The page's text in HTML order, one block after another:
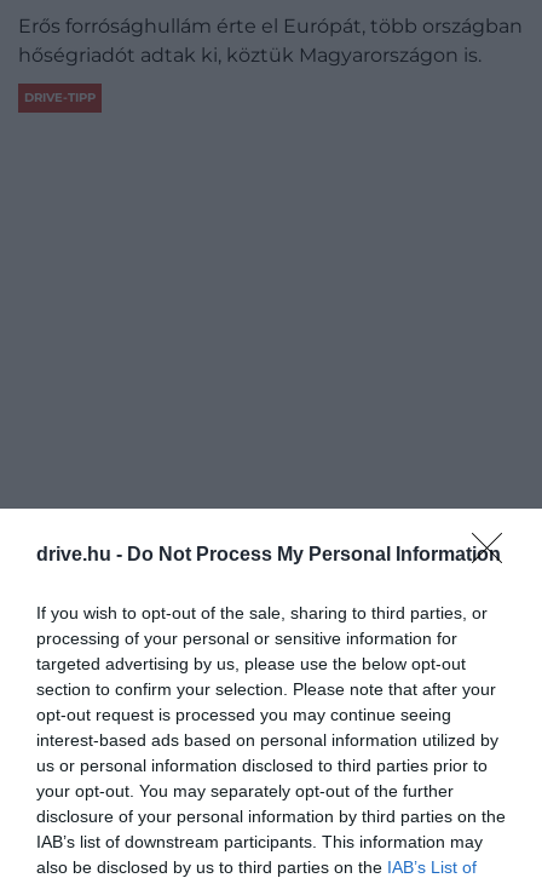
drive.hu - Do Not Process My Personal Information
If you wish to opt-out of the sale, sharing to third parties, or
processing of your personal or sensitive information for
targeted advertising by us, please use the below opt-out
section to confirm your selection. Please note that after your
opt-out request is processed you may continue seeing
interest-based ads based on personal information utilized by
us or personal information disclosed to third parties prior to
your opt-out. You may separately opt-out of the further
disclosure of your personal information by third parties on the
IAB’s list of downstream participants. This information may
also be disclosed by us to third parties on the IAB’s List of
Erős forrósághullám érte el Európát, több országban
hőségriadót adtak ki, köztük Magyarországon is.
DRIVE-TIPP